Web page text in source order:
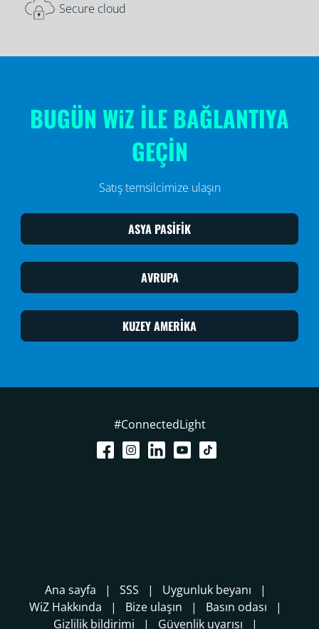
Secure cloud
BUGÜN WiZ İLE BAĞLANTIYA
GEÇİN
Satış temsilcimize ulaşın
ASYA PASİFİK
AVRUPA
KUZEY AMERİKA
#ConnectedLight
Ana sayfa SSS
Uygunluk beyanı
WiZ Hakkında
Bize ulaşın
Basın odası
Gizlilik bildirimi
Güvenlik uyarısı